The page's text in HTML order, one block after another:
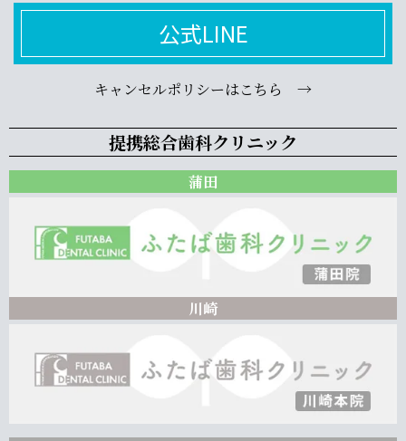
公式LINE
キャンセルポリシーはこちら →
提携総合歯科クリニック
蒲田
川崎